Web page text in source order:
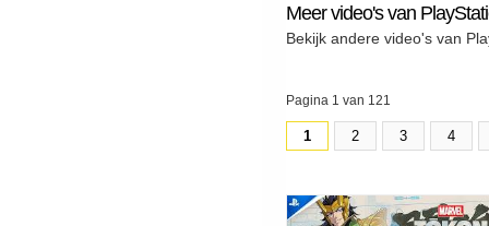
Meer video's van
Bekijk andere video's van
Pagina 1 van 121
1 2 3 4